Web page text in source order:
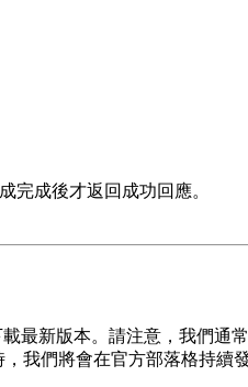
完成後才返回成功回應。
最新版本。請注意，我們通
我們將會在官方部落格持